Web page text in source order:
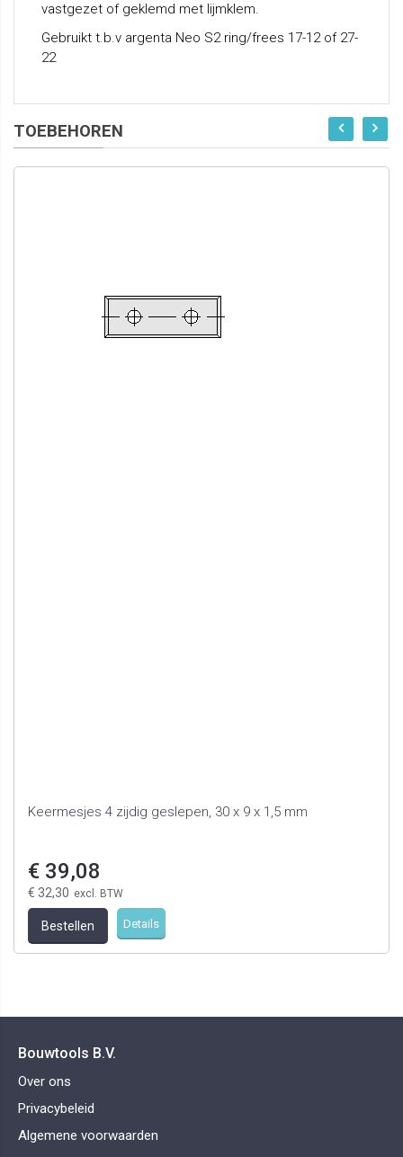
vastgezet of geklemd met lijmklem.
Gebruikt t.b.v argenta Neo S2 ring/frees 17-12 of 27-
22
TOEBEHOREN
Keermesjes 4 zijdig geslepen, 30 x 9 x 1,5 mm
€ 39,08
€ 32,30
Bestellen Details
Bouwtools B.V.
Over ons
Privacybeleid
Algemene voorwaarden